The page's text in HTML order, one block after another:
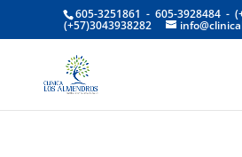
605-3251861 - 605-3928484 -
(+57)3043938282